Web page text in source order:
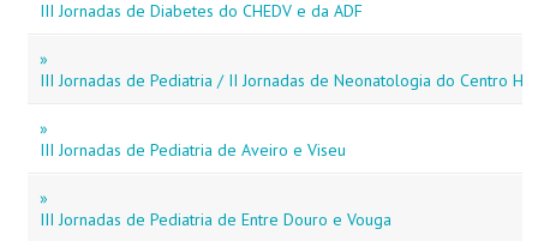
III Jornadas de Diabetes do CHEDV e da ADF
»
III Jornadas de Pediatria / II Jornadas de Neonatologia do Centro
»
III Jornadas de Pediatria de Aveiro e Viseu
»
III Jornadas de Pediatria de Entre Douro e Vouga